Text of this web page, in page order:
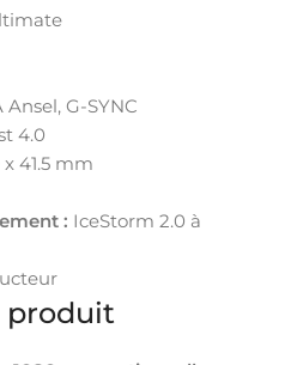
Ansel, G-SYNC
4.0
x 41.5 mm
: IceStorm 2.0 à
produit